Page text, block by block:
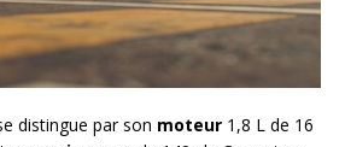
distingue par son moteur 1,8 L de 16